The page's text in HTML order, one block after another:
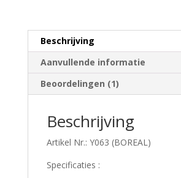
Beschrijving
Aanvullende informatie
Beoordelingen (1)
Beschrijving
Artikel Nr.: Y063 (BOREAL)
Specificaties :